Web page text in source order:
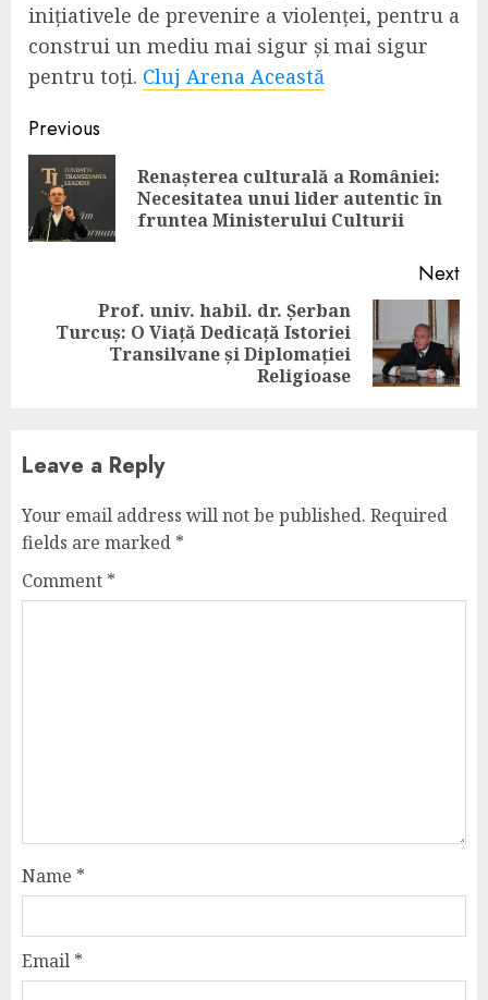
inițiativele de prevenire a violenței, pentru a
construi un mediu mai sigur și mai sigur
pentru toți. Cluj Arena Această
Continue
Reading
Previous
Renașterea culturală a României:
Necesitatea unui lider autentic în
fruntea Ministerului Culturii
Next
Next
Prof. univ. habil. dr. Șerban
Turcuș: O Viață Dedicață Istoriei
Transilvane și Diplomației
Religioase
Leave a Reply
Your email address will not be published. Required
fields are marked *
Comment *
Name *
Email *